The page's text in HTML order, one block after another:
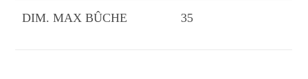
DIM. MAX BÛCHE 35